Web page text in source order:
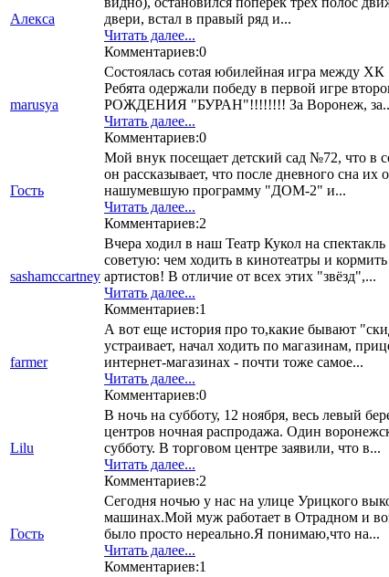
Алекса
двери, встал в правый ряд и...
Читать далее...
Комментариев:0
marusya
Состоялась сотая юбилейная игра
Ребята одержали победу в первой игре
РОЖДЕНИЯ "БУРАН"!!!!!!!! За Воронеж,
Читать далее...
Комментариев:0
Гость
Мой внук посещает детский сад №72, что в
он рассказывает, что после дневного сна
нашумевшую программу "ДОМ-2" и...
Читать далее...
Комментариев:2
sashamccartney
Вчера ходил в наш Театр Кукол на
советую: чем ходить в кинотеатры и
артистов! В отличие от всех этих "звёзд",...
Читать далее...
Комментариев:1
farmer
А вот еще история про то,какие бывают
устраивает, начал ходить по магазинам,
интернет-магазинах - почти тоже самое...
Читать далее...
Комментариев:0
Lilu
В ночь на субботу, 12 ноября, весь левый
центров ночная распродажа. Один
субботу. В торговом центре заявили, что в...
Читать далее...
Комментариев:2
Гость
Сегодня ночью у нас на улице Урицкого
машинах.Мой муж работает в Отрадном и
было просто нереально.Я понимаю,что на...
Читать далее...
Комментариев:1